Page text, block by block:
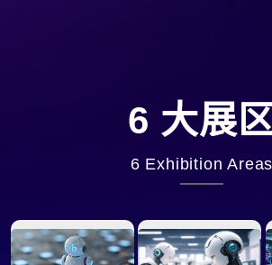
6 大展
6 Exhibition Areas